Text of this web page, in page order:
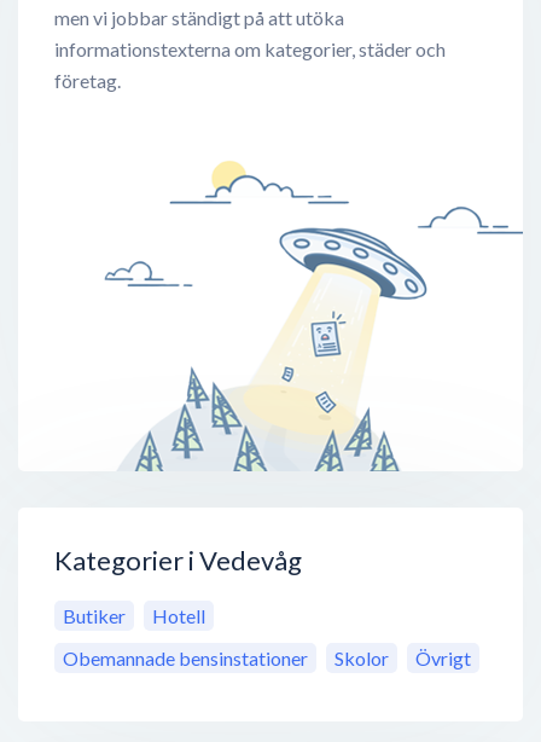
men vi jobbar ständigt på att utöka
informationstexterna om kategorier, städer och
företag.
Kategorier i Vedevåg
Butiker
Hotell
Obemannade bensinstationer
Skolor Övrigt